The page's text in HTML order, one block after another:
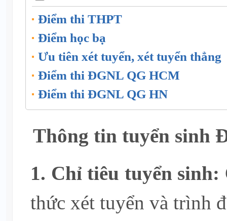
Điểm thi THPT
Điểm học bạ
Ưu tiên xét tuyển, xét tuyển thẳng
Điểm thi ĐGNL QG HCM
Điểm thi ĐGNL QG HN
Thông tin tuyển sinh
1. Chỉ tiêu tuyển sinh:
thức xét tuyển và trình